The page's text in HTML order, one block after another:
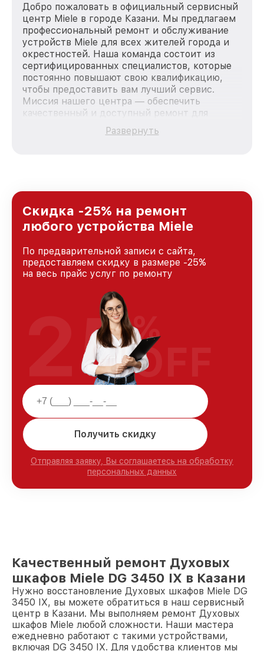
Добро пожаловать в официальный сервисный
центр Miele в городе Казани. Мы предлагаем
профессиональный ремонт и обслуживание
устройств Miele для всех жителей города и
окрестностей. Наша команда состоит из
сертифицированных специалистов, которые
постоянно повышают свою квалификацию,
чтобы предоставить вам лучший сервис.
Миссия нашего центра — обеспечить
качественный и доступный ремонт для
каждого пользователя продукции Miele, вне
зависимости от сложности поломки. Мы
и лояльности наших клиентов.
Развернуть
Скидка -25% на ремонт
любого устройства Miele
По предварительной записи с сайта,
предоставляем скидку в размере -25%
на весь прайс услуг по ремонту
Получить скидку
Отправляя заявку, Вы соглашаетесь на обработку
персональных данных
25%
OFF
Качественный ремонт Духовых
шкафов Miele DG 3450 IX в Казани
Нужно восстановление Духовых шкафов Miele DG
3450 IX, вы можете обратиться в наш сервисный
центр в Казани. Мы выполняем ремонт Духовых
шкафов Miele любой сложности. Наши мастера
ежедневно работают с такими устройствами,
включая DG 3450 IX. Для удобства клиентов мы